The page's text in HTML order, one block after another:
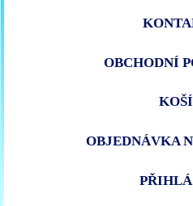
OBCHODNÍ
OBJEDNÁVKA